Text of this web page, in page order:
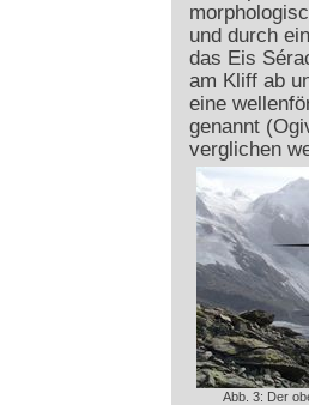
und durch
das Eis
am Kliff ab
eine
genannt
verglichen
Abb. 3: Der